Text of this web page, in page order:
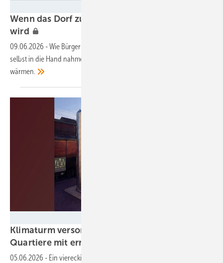
Wenn das Dorf zur eigenen Energiezentrale
wird
09.06.2026 -Wie Bürger im schwäbischen Ebenweiler das Heizthema
selbst in die Hand nahmen – und damit zwei Drittel der Gemeinde
wärmen.
Klimaturm versorgt platzsparend ganze
Quartiere mit erneuerbarer
05.06.2026 - Ein viereckiger Turm mit einer Großwärmepumpe liefert